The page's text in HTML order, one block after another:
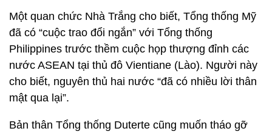
Một quan chức Nhà Trắng cho biết, Tổng thống Mỹ
đã có “cuộc trao đổi ngắn” với Tổng thống
Philippines trước thềm cuộc họp thượng đỉnh các
nước ASEAN tại thủ đô Vientiane (Lào). Người này
cho biết, nguyên thủ hai nước “đã có nhiều lời thân
mật qua lại”.
Bản thân Tổng thống Duterte cũng muốn tháo gỡ